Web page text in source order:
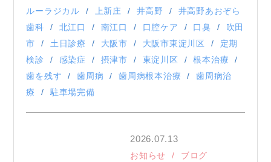
ルーラジカル
上新庄 井高野
井高野あおぞら
歯科
北江口 南江口 口腔ケア 口臭
吹田
市
土日診療 大阪市 大阪市東淀川区
定期
検診
感染症 摂津市 東淀川区
根本治療
歯を残す
歯周病 歯周病根本治療
歯周病治
療
駐車場完備
2026.07.13
お知らせ ブログ